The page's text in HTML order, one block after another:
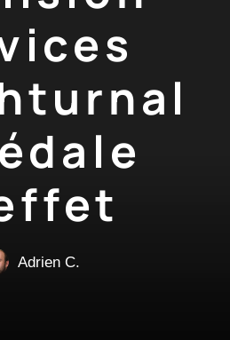
Adrien C.